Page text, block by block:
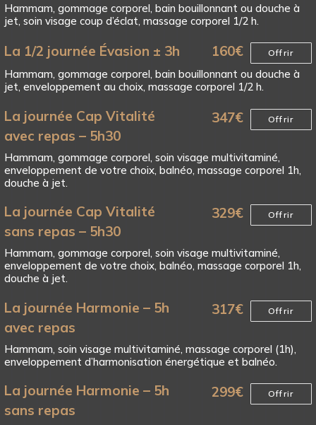
Hammam, gommage corporel, bain bouillonnant ou douche à
jet, soin visage coup d’éclat, massage corporel 1/2 h.
La 1/2 journée Évasion ± 3h 160€ Offrir
Hammam, gommage corporel, bain bouillonnant ou douche à
jet, enveloppement au choix, massage corporel 1/2 h.
La journée Cap Vitalité
avec repas – 5h30
347€ Offrir
Hammam, gommage corporel, soin visage multivitaminé,
enveloppement de votre choix, balnéo, massage corporel 1h,
douche à jet.
La journée Cap Vitalité
sans repas – 5h30
329€ Offrir
Hammam, gommage corporel, soin visage multivitaminé,
enveloppement de votre choix, balnéo, massage corporel 1h,
douche à jet.
La journée Harmonie – 5h
avec repas
317€ Offrir
Hammam, soin visage multivitaminé, massage corporel (1h),
enveloppement d’harmonisation énergétique et balnéo.
La journée Harmonie – 5h
sans repas
299€ Offrir